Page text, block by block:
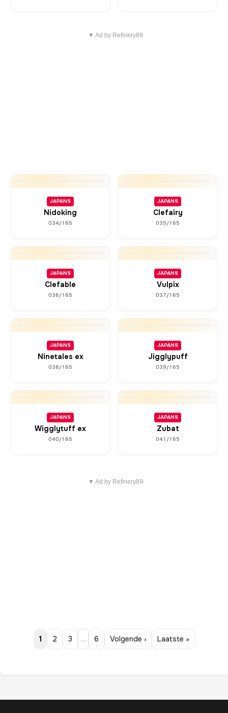
▼ Ad by Refinery89
JAPANS
Nidoking
034/165
JAPANS
Clefairy
035/165
JAPANS
Clefable
036/165
JAPANS
Vulpix
037/165
JAPANS
Ninetales ex
038/165
JAPANS
Jigglypuff
039/165
JAPANS
Wigglytuff ex
040/165
JAPANS
Zubat
041/165
▼ Ad by Refinery89
1 2 3 … 6 Volgende › Laatste »